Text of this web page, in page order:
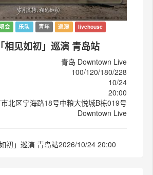
会 乐队 青年 巡演 livehouse
相见如初」巡演 青岛站
青岛 Downtown Live
100/120/180/228
10/24
20:00
北区宁海路18号中粮大悦城B栋019号
Downtown Live
初」巡演 青岛站2026/10/24 20:00